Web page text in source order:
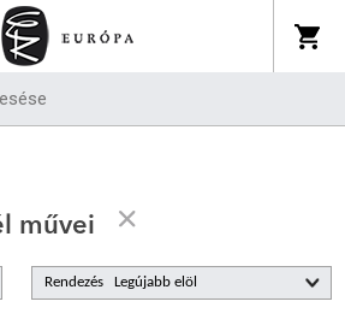
művei
Rendezés